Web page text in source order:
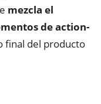
mezcla el
de action-
final del producto